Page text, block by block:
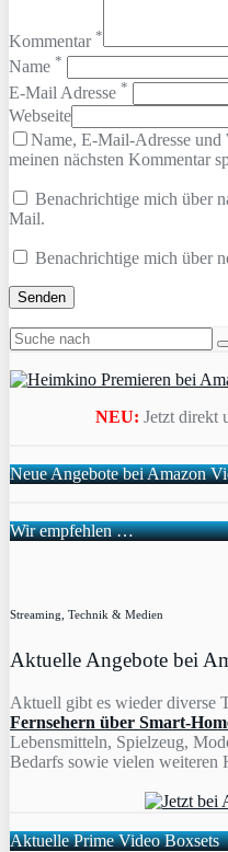
Kommentar *
Name *
E-Mail Adresse *
Webseite
Name, E-Mail-Adresse und
meinen nächsten Kommentar
Benachrichtige mich über
Mail.
Benachrichtige mich über
NEU: Jetzt direkt
Neue Angebote bei Amazon
Wir empfehlen …
Streaming, Technik & Medien
Aktuelle Angebote bei
Aktuell gibt es wieder diverse
Fernsehern über Smart-
Lebensmitteln, Spielzeug,
Bedarfs sowie vielen weiteren
Aktuelle Prime Video Boxsets